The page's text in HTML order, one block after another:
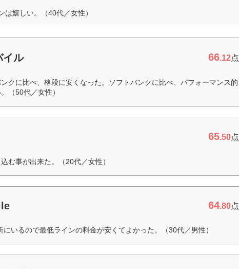
は嬉しい。（40代／女性）
イル 66.12点
クに比べ、格段に安くなった。ソフトバンクに比べ、パフォーマンス的
（50代／女性）
65.50点
む事が出来た。（20代／女性）
64.80点
いるので最低ラインの料金が安くてよかった。（30代／男性）